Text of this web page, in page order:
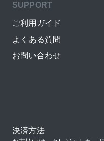
SUPPORT
ご利用ガイド
よくある質問
お問い合わせ
決済方法